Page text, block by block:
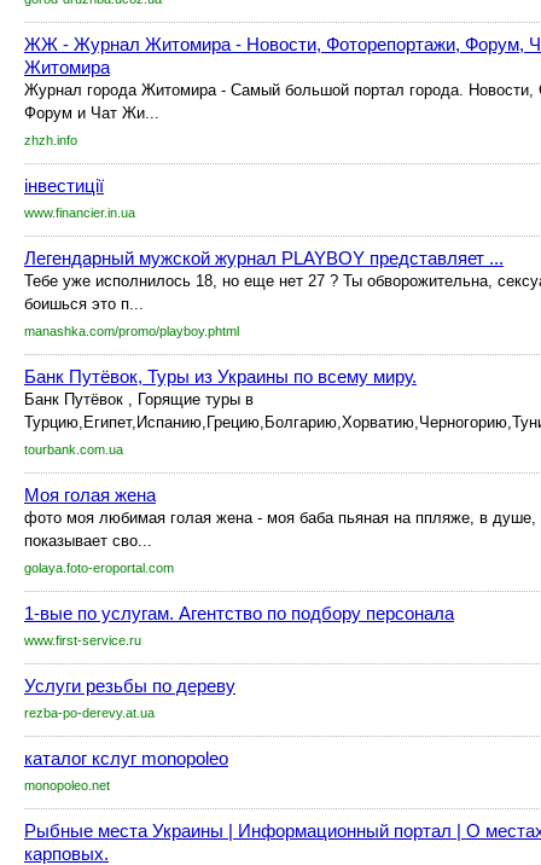
ЖЖ - Журнал Житомира - Новости, Фоторепортажи, Форум,
Житомира
Журнал города Житомира - Самый большой портал города. Новости,
Форум и Чат Жи...
zhzh.info
інвестиції
www.financier.in.ua
Легендарный мужской журнал PLAYBOY представляет ...
Тебе уже исполнилось 18, но еще нет 27 ? Ты обворожительна,
боишься это п...
manashka.com/promo/playboy.phtml
Банк Путёвок, Туры из Украины по всему миру.
Банк Путёвок , Горящие туры в
tourbank.com.ua
Моя голая жена
фото моя любимая голая жена - моя баба пьяная на ппляже, в душе,
показывает сво...
golaya.foto-eroportal.com
1-вые по услугам. Агентство по подбору персонала
www.first-service.ru
Услуги резьбы по дереву
rezba-po-derevy.at.ua
каталог кслуг monopoleo
monopoleo.net
Рыбные места Украины | Информационный портал | О
карповых.